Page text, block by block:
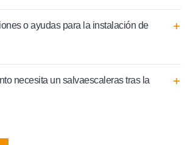
o ayudas para la instalación de
necesita un salvaescaleras tras la